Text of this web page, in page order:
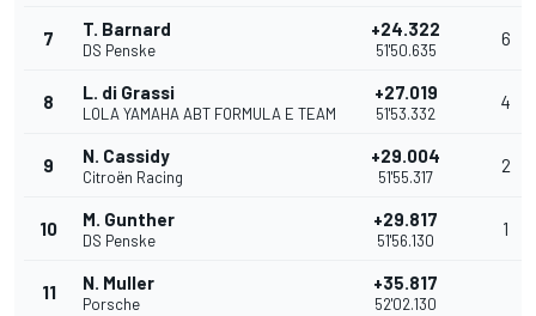
7 T. Barnard
DS Penske
+24.322
51'50.635
6
8 L. di Grassi
LOLA YAMAHA ABT FORMULA E TEAM
+27.019
51'53.332
4
9 N. Cassidy
Citroën Racing
+29.004
51'55.317
2
10 M. Gunther
DS Penske
+29.817
51'56.130
1
11 N. Muller
Porsche
+35.817
52'02.130